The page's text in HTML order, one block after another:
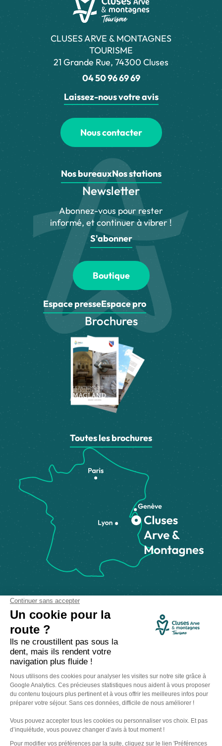
CLUSES ARVE & MONTAGNES
TOURISME
21 Grande Rue, 74300 Cluses
04 50 96 69 69
Laissez-nous votre avis
Nous contacter
Nos bureauxNos stations
Newsletter
Abonnez-vous pour rester
informé, et continuer à vibrer !
S'abonner
Boutique
Espace presseEspace pro
Brochures
Toutes les brochures
Comment venir ?
Made with by IRIS Interactive
Mentions légales - Politique de confidentialité
Accessibilité numérique
conditions d'utilisationde Google s'appliquent.